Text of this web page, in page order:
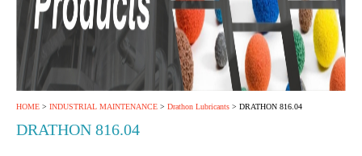
HOME > INDUSTRIAL MAINTENANCE > Drathon Lubricants > DRATHON 816.04
DRATHON 816.04